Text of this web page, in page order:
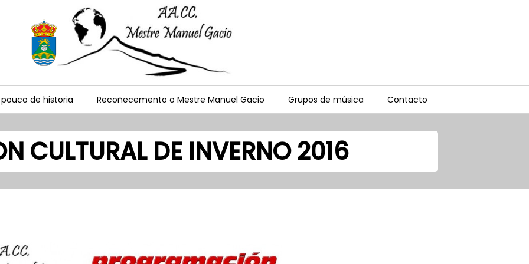
pouco de historia Recoñecemento o Mestre Manuel Gacio Grupos de música Contacto
CULTURAL DE INVERNO 2016